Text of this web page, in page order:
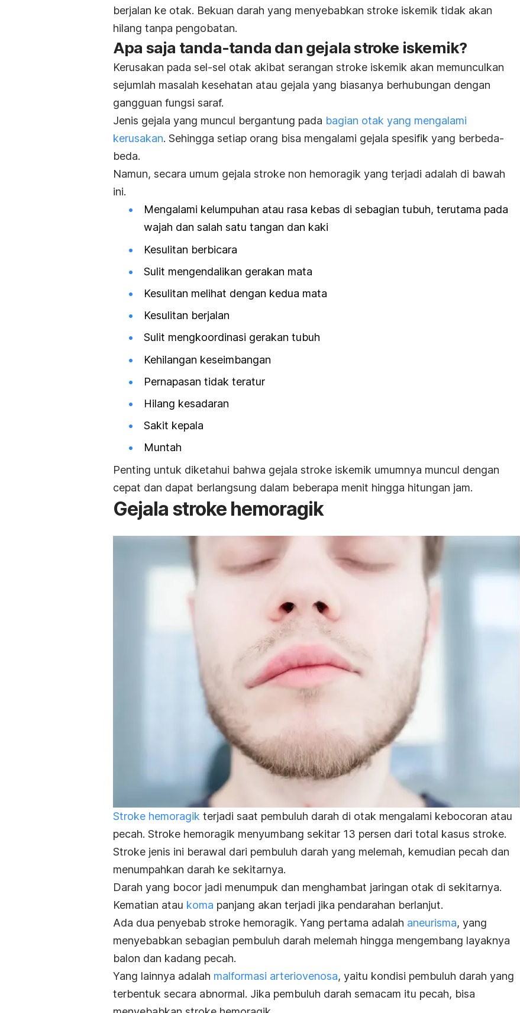
berjalan ke otak. Bekuan darah yang menyebabkan stroke iskemik tidak akan
hilang tanpa pengobatan.
Apa saja tanda-tanda dan gejala stroke iskemik?
Kerusakan pada sel-sel otak akibat serangan stroke iskemik akan memunculkan
sejumlah masalah kesehatan atau gejala yang biasanya berhubungan dengan
gangguan fungsi saraf.
Jenis gejala yang muncul bergantung pada bagian otak yang mengalami
kerusakan. Sehingga setiap orang bisa mengalami gejala spesifik yang berbeda-
beda.
Namun, secara umum gejala stroke non hemoragik yang terjadi adalah di bawah
ini.
Mengalami kelumpuhan atau rasa kebas di sebagian tubuh, terutama pada
wajah dan salah satu tangan dan kaki
Kesulitan berbicara
Sulit mengendalikan gerakan mata
Kesulitan melihat dengan kedua mata
Kesulitan berjalan
Sulit mengkoordinasi gerakan tubuh
Kehilangan keseimbangan
Pernapasan tidak teratur
Hilang kesadaran
Sakit kepala
Muntah
Penting untuk diketahui bahwa gejala stroke iskemik umumnya muncul dengan
cepat dan dapat berlangsung dalam beberapa menit hingga hitungan jam.
Gejala stroke hemoragik
Stroke hemoragik terjadi saat pembuluh darah di otak mengalami kebocoran atau
pecah. Stroke hemoragik menyumbang sekitar 13 persen dari total kasus stroke.
Stroke jenis ini berawal dari pembuluh darah yang melemah, kemudian pecah dan
menumpahkan darah ke sekitarnya.
Darah yang bocor jadi menumpuk dan menghambat jaringan otak di sekitarnya.
Kematian atau koma panjang akan terjadi jika pendarahan berlanjut.
Ada dua penyebab stroke hemoragik. Yang pertama adalah aneurisma, yang
menyebabkan sebagian pembuluh darah melemah hingga mengembang layaknya
balon dan kadang pecah.
Yang lainnya adalah malformasi arteriovenosa, yaitu kondisi pembuluh darah yang
terbentuk secara abnormal. Jika pembuluh darah semacam itu pecah, bisa